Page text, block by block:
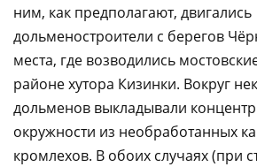
ним, как предполагают, двигались
дольменостроители с берегов
места, где возводились
районе хутора Кизинки. Вокруг
дольменов выкладывали
окружности из необработанных
кромлехов. В обоих случаях (при